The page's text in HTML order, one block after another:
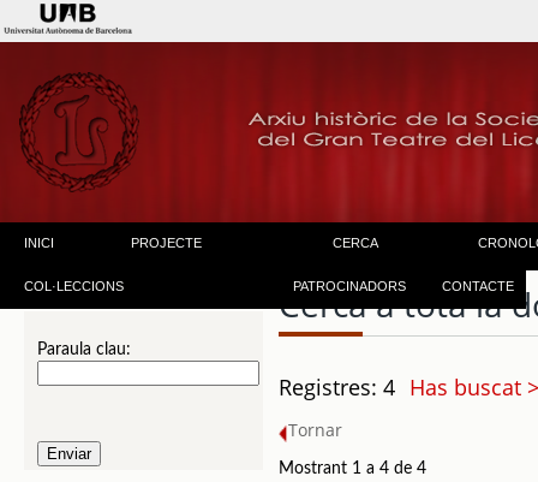
INICI PROJECTE CERCA
COL·LECCIONS PATROCINADORS CONTACTE
Paraula clau:
Cerca a tota la
Registres: 4 Has buscat
Tornar
Mostrant 1 a 4 de 4